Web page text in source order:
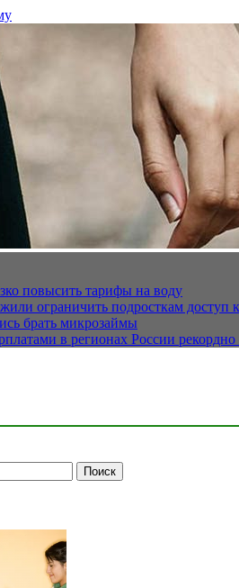
повысить тарифы на воду
ограничить подросткам доступ
брать микрозаймы
в регионах России